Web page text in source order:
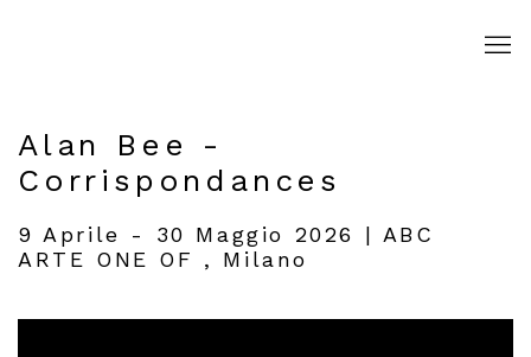
Alan Bee -
Corrispondances
9 Aprile - 30 Maggio 2026 | ABC
ARTE ONE OF , Milano